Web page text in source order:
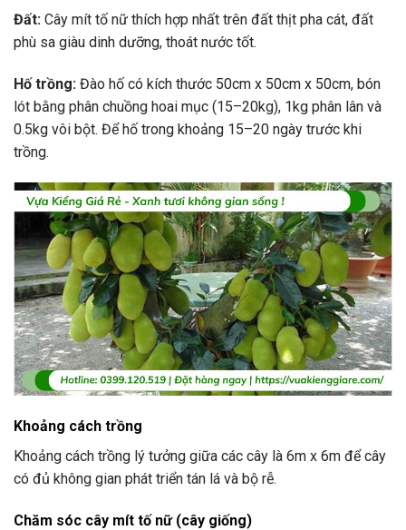
Đất: Cây mít tố nữ thích hợp nhất trên đất thịt pha cát, đất
phù sa giàu dinh dưỡng, thoát nước tốt.
Hố trồng: Đào hố có kích thước 50cm x 50cm x 50cm, bón
lót bằng phân chuồng hoai mục (15–20kg), 1kg phân lân và
0.5kg vôi bột. Để hố trong khoảng 15–20 ngày trước khi
trồng.
Khoảng cách trồng
Khoảng cách trồng lý tưởng giữa các cây là 6m x 6m để cây
có đủ không gian phát triển tán lá và bộ rễ.
Chăm sóc cây mít tố nữ (cây giống)